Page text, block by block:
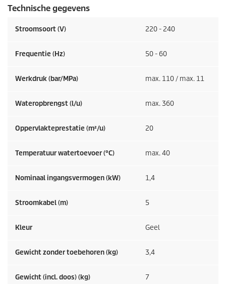
Technische gegevens
Stroomsoort (V) 220 - 240
Frequentie (Hz) 50 - 60
Werkdruk (bar/MPa) max. 110 / max. 11
Wateropbrengst (l/u) max. 360
Oppervlakteprestatie (m²/u) 20
Temperatuur watertoevoer (°C) max. 40
Nominaal ingangsvermogen (kW) 1,4
Stroomkabel (m) 5
Kleur Geel
Gewicht zonder toebehoren (kg) 3,4
Gewicht (incl. doos) (kg) 7